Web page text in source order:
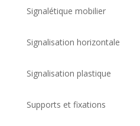
Signalétique mobilier
Signalisation horizontale
Signalisation plastique
Supports et fixations